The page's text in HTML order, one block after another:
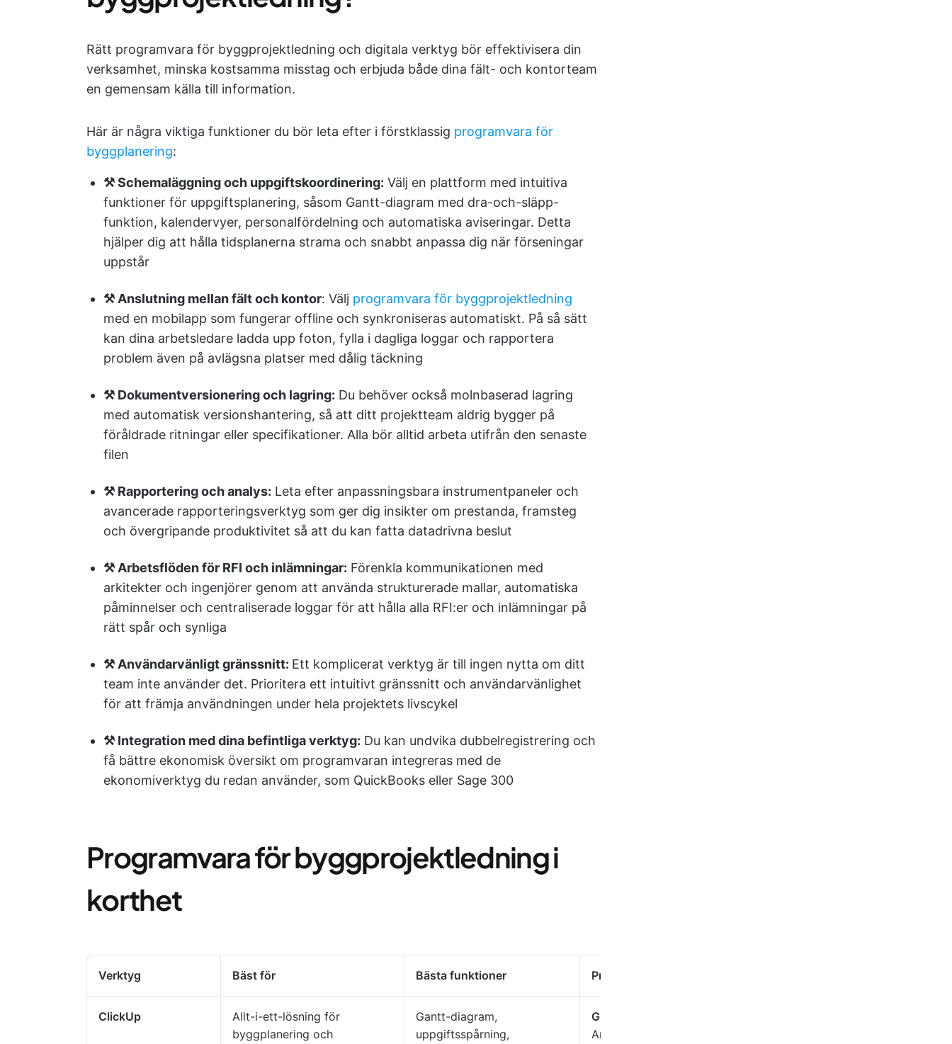
Rätt programvara för byggprojektledning och digitala verktyg bör effektivisera din
verksamhet, minska kostsamma misstag och erbjuda både dina fält- och kontorteam
en gemensam källa till information.
Här är några viktiga funktioner du bör leta efter i förstklassig programvara för
byggplanering:
⚒️ Schemaläggning och uppgiftskoordinering: Välj en plattform med intuitiva
funktioner för uppgiftsplanering, såsom Gantt-diagram med dra-och-släpp-
funktion, kalendervyer, personalfördelning och automatiska aviseringar. Detta
hjälper dig att hålla tidsplanerna strama och snabbt anpassa dig när förseningar
uppstår
⚒️ Anslutning mellan fält och kontor: Välj programvara för byggprojektledning
med en mobilapp som fungerar offline och synkroniseras automatiskt. På så sätt
kan dina arbetsledare ladda upp foton, fylla i dagliga loggar och rapportera
problem även på avlägsna platser med dålig täckning
⚒️ Dokumentversionering och lagring: Du behöver också molnbaserad lagring
med automatisk versionshantering, så att ditt projektteam aldrig bygger på
föråldrade ritningar eller specifikationer. Alla bör alltid arbeta utifrån den senaste
filen
⚒️ Rapportering och analys: Leta efter anpassningsbara instrumentpaneler och
avancerade rapporteringsverktyg som ger dig insikter om prestanda, framsteg
och övergripande produktivitet så att du kan fatta datadrivna beslut
⚒️ Arbetsflöden för RFI och inlämningar: Förenkla kommunikationen med
arkitekter och ingenjörer genom att använda strukturerade mallar, automatiska
påminnelser och centraliserade loggar för att hålla alla RFI:er och inlämningar på
rätt spår och synliga
⚒️ Användarvänligt gränssnitt: Ett komplicerat verktyg är till ingen nytta om ditt
team inte använder det. Prioritera ett intuitivt gränssnitt och användarvänlighet
för att främja användningen under hela projektets livscykel
⚒️ Integration med dina befintliga verktyg: Du kan undvika dubbelregistrering och
få bättre ekonomisk översikt om programvaran integreras med de
ekonomiverktyg du redan använder, som QuickBooks eller Sage 300
Programvara för byggprojektledning i
korthet
Verktyg Bäst för Bästa funktioner Priser
ClickUp
Allt-i-ett-lösning för
byggplanering och
Gantt-diagram,
uppgiftsspårning,
Gratis för alltid
Anpassningsmöjligheter